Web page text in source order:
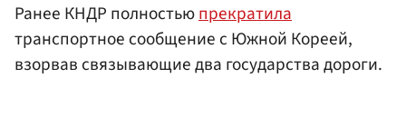
Ранее КНДР полностьюпрекратила
транспортное сообщение с Южной Кореей,
взорвав связывающие два государства дороги.